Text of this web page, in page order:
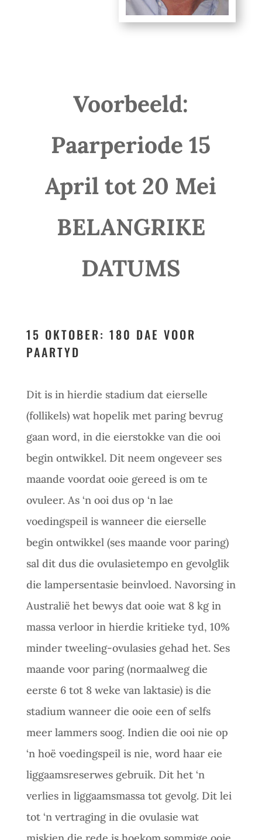
Voorbeeld:
Paarperiode 15
April tot 20 Mei
BELANGRIKE
DATUMS
15 OKTOBER: 180 DAE VOOR
PAARTYD
Dit is in hierdie stadium dat eierselle
(follikels) wat hopelik met paring bevrug
gaan word, in die eierstokke van die ooi
begin ontwikkel. Dit neem ongeveer ses
maande voordat ooie gereed is om te
ovuleer. As ‘n ooi dus op ‘n lae
voedingspeil is wanneer die eierselle
begin ontwikkel (ses maande voor paring)
sal dit dus die ovulasietempo en gevolglik
die lampersentasie beinvloed. Navorsing in
Australië het bewys dat ooie wat 8 kg in
massa verloor in hierdie kritieke tyd, 10%
minder tweeling-ovulasies gehad het. Ses
maande voor paring (normaalweg die
eerste 6 tot 8 weke van laktasie) is die
stadium wanneer die ooie een of selfs
meer lammers soog. Indien die ooi nie op
‘n hoë voedingspeil is nie, word haar eie
liggaamsreserwes gebruik. Dit het ‘n
verlies in liggaamsmassa tot gevolg. Dit lei
tot ‘n vertraging in die ovulasie wat